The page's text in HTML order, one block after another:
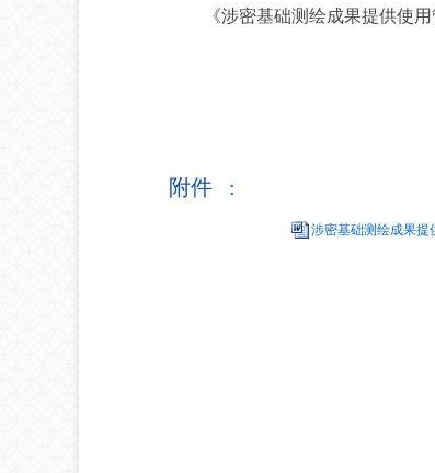
《涉密基础测绘成果提供使用
自
2023
附件 :
涉密基础测绘成果提